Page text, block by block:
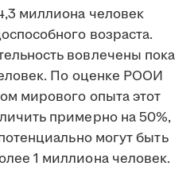
миллиона человек
возраста.
вовлечены пока
По оценке РООИ
мирового опыта этот
примерно на 50%,
могут быть
1 миллиона человек.